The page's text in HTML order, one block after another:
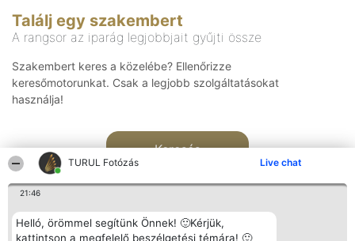
TURUL Fotózás Live chat
21:46
Helló, örömmel segítünk Önnek! 🙂Kérjük,
kattintson a megfelelő beszélgetési témára! 🙂
Találj egy szakembert
A rangsor az iparág legjobbjait gyűjti össze
Szakembert keres a közelébe? Ellenőrizze
keresőmotorunkat. Csak a legjobb szolgáltatásokat
használja!
Keresés